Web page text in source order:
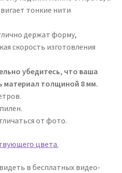
тонкие нити
держат форму,
скорость изготовления
убедитесь, что ваша
материал толщиной 8 мм.
от фото.
цвета.
в бесплатных видео-